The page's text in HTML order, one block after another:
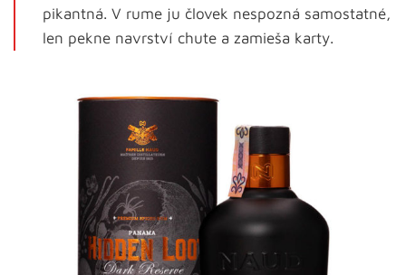
pikantná. V rume ju človek nespozná samostatné,
len pekne navrství chute a zamieša karty.